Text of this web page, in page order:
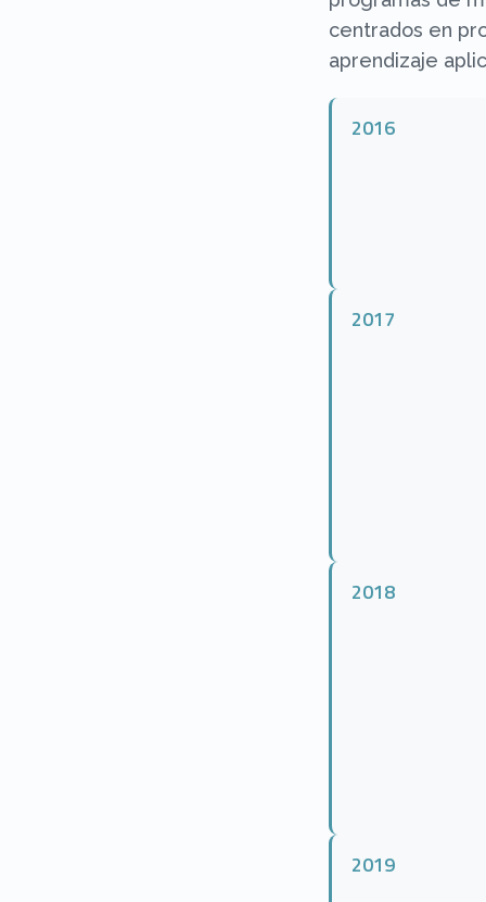
centrados en
aprendizaje
2016
2017
2018
2019